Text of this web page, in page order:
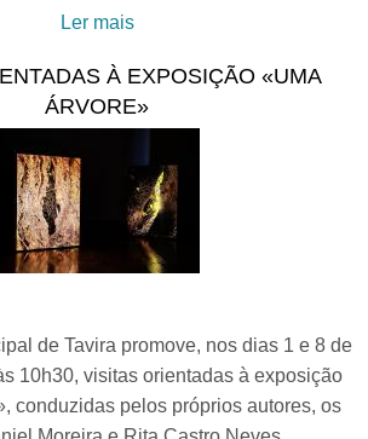
Ler mais
Estatuária Pública de
À EXPOSIÇÃO «UMA
ÁRVORE»
de Tavira promove, nos dias 1 e 8 de
10h30, visitas orientadas à exposição
conduzidas pelos próprios autores, os